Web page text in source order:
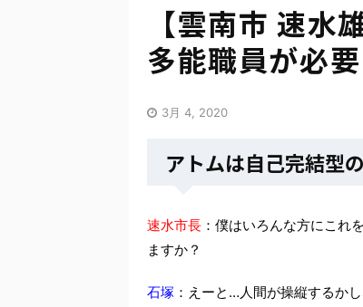
【雲南市 速水
多能職員が必要
3月 4, 2020
アトムは自己完結型
速水市長 ：僕はいろんな方にこれ
ますか？
石塚 ：えーと…人間が操縦するか